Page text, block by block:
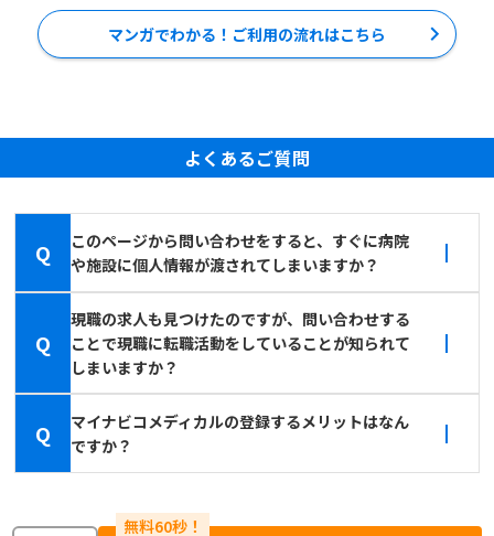
マンガでわかる！ご利用の流れはこちら
よくあるご質問
Q
このページから問い合わせをすると、すぐに病院
や施設に個人情報が渡されてしまいますか？
Q
現職の求人も見つけたのですが、問い合わせする
ことで現職に転職活動をしていることが知られて
しまいますか？
Q
マイナビコメディカルの登録するメリットはなん
ですか？